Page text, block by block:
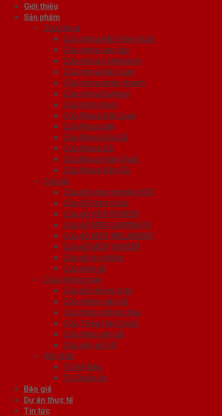
Giới thiệu
Sản phẩm
Cửa nhựa
Cửa nhựa ABS Hàn Quốc
Cửa nhựa cao cấp
Cửa nhựa Composite
Cửa nhựa Đài Loan
Cửa nhựa ghép thanh
Cửa nhựa Sungyu
Cửa vòm nhựa
Cửa Nhựa Đài Loan
Cửa Nhựa Đẹp
Cửa Nhựa Giả Gỗ
Cửa Nhựa Gỗ
Cửa Nhựa Hàn Quốc
Cửa Nhựa Vân Gỗ
Cửa gỗ
Cửa gỗ công nghiệp HDF
Cửa Gỗ Hàn Quốc
Cửa gỗ HDF VENEER
Cửa gỗ MDF LAMINATE
Cửa gỗ MDF MELAMINE
Cửa gỗ MDF VENEER
Cửa gỗ tự nhiên
Cửa vòm gỗ
Cửa chống cháy
Cửa gỗ chống cháy
Cửa nhôm vân gỗ
Cửa thép chống cháy
Cửa Thép Hàn Quốc
Cửa thép vân gỗ
Cửa vân gỗ 5D
Nội thất
Tủ Kệ Bếp
Tủ Quần Áo
Báo giá
Dự án thực tế
Tin tức